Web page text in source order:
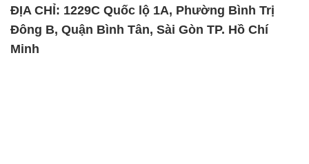
ĐỊA CHỈ: 1229C Quốc lộ 1A, Phường Bình Trị
Đông B, Quận Bình Tân, Sài Gòn TP. Hồ Chí
Minh